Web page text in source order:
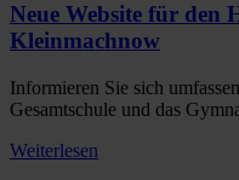
Neue Website für den
Kleinmachnow
Informieren Sie sich
Gesamtschule und das
Weiterlesen